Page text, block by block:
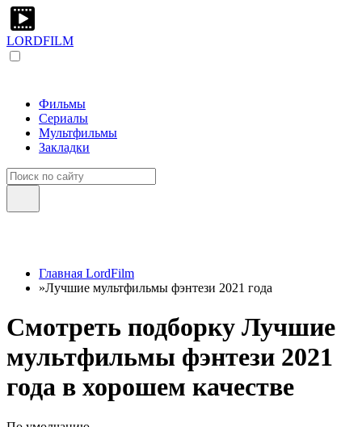
LORDFILM
Фильмы
Сериалы
Мультфильмы
Закладки
Главная LordFilm
»Лучшие мультфильмы фэнтези 2021 года
Смотреть подборку Лучшие
мультфильмы фэнтези 2021
года в хорошем качестве